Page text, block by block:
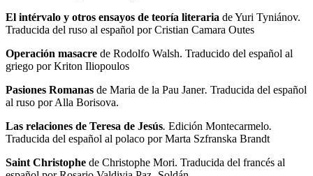
El intérvalo y otros ensayos de teoría literaria de Yuri Tyniánov.
Traducida del ruso al español por Cristian Camara Outes
Operación masacre de Rodolfo Walsh. Traducido del español al
griego por Kriton Iliopoulos
Pasiones Romanas de Maria de la Pau Janer. Traducida del español
al ruso por Alla Borisova.
Las relaciones de Teresa de Jesús. Edición Montecarmelo.
Traducida del español al polaco por Marta Szfranska Brandt
Saint Christophe de Christophe Mori. Traducida del francés al